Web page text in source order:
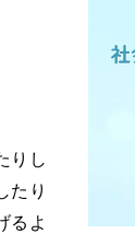
りし
たり
るよ